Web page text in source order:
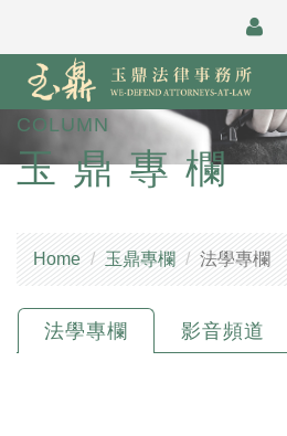
COLUMN
玉鼎專欄
Home 玉鼎專欄 法學專欄
法學專欄 影音頻道